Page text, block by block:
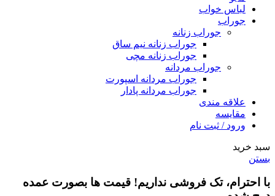
لباس خواب
جوراب
جوراب زنانه
جوراب زنانه نیم ساق
جوراب زنانه مچی
جوراب مردانه
جوراب مردانه اسپورت
جوراب مردانه پادار
علاقه مندی
مقایسه
ورود / ثبت نام
سبد خرید
بستن
با احترام، تک فروشی نداریم! قیمت ها بصورت عمده